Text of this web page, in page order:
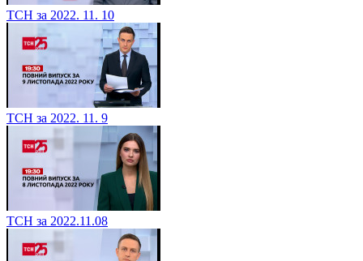
ТСН за 2022. 11. 10
ТСН за 2022. 11. 9
ТСН за 2022.11.08